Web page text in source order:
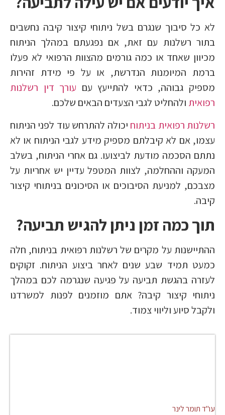
לא כל סיבוך שנגרם בשל ניתוחי קיצור קיבה נחשבים
בתור רשלנות עם זאת, אם נפגעתם במהלך הניתוח
מכיוון שאחד או כמה גורמים מהצוות הרפואי לא פעלו
ברמת המיומנות הנדרשת, או על פי מידת זהירות
מספיק גבוהה, כדאי להתייעץ עם עורך דין רשלנות
רפואית ולהחליט לגבי הצעדים הבאים שלכם.
רשלנות רפואית בניתוח יכולה להתרחש עוד לפני הניתוח
עצמו, אם לא קיבלתם מספיק מידע לגבי הניתוח או לא
נתתם הסכמה מודעת לביצועו. גם אחרי הניתוח, בשלב
המעקה וההחלמה, לצוות המטפל עדיין יש אחריות על
מצבכם, למניעת הסיבוכים או הסיכונים בניתוחי קיצור
קיבה.
תוך כמה זמן ניתן להגיש תביעה?
ההתיישנות על מקרים של רשלנות רפואית בניתוח, חלה
כמעט תמיד שבע שנים לאחר ביצוע הניתוח. זקוקים
לעזרה בהגשת תביעה על פגיעה שנגרמה לכם במהלך
ניתוחי קיצור קיבה? אתם מוזמנים לפנות למשרדנו
ולקבל סיוע וליווי צמוד.
עו"ד תומר לינר